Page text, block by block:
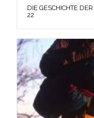
DIE GESCHICHTE
22